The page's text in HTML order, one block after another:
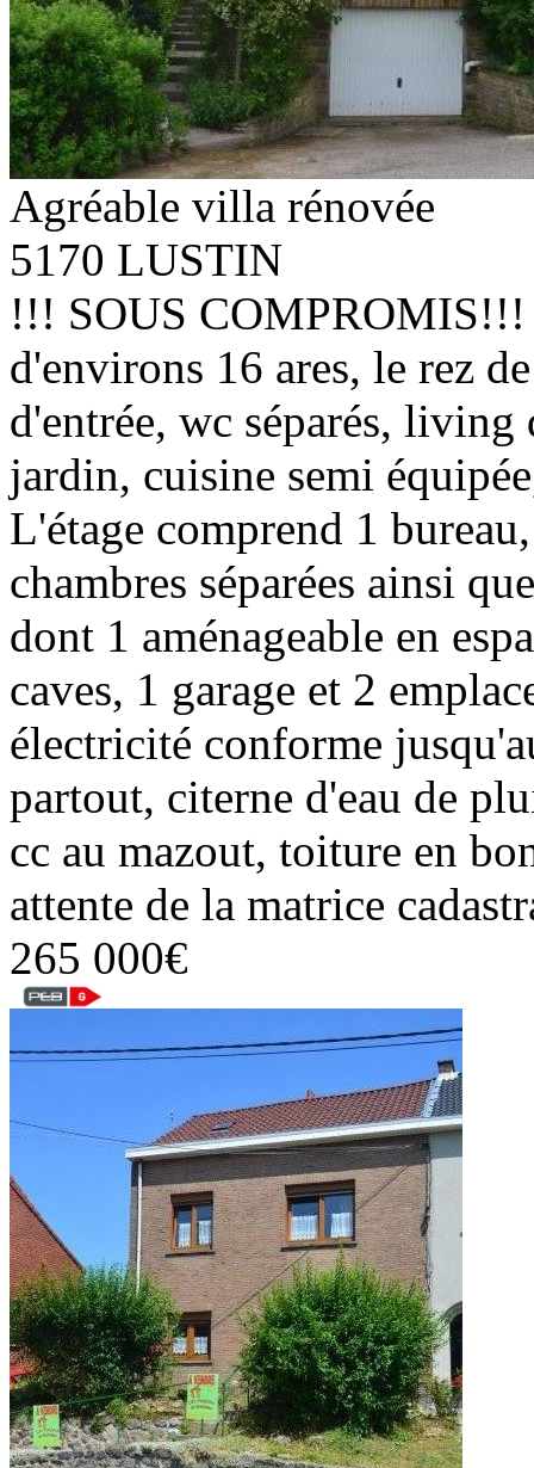
Agréable villa rénovée
5170 LUSTIN
!!! SOUS COMPROMIS!!!
d'environs 16 ares, le rez
d'entrée, wc séparés, living
jardin, cuisine semi
L'étage comprend 1
chambres séparées ainsi
dont 1 aménageable en
caves, 1 garage et 2
électricité conforme
partout, citerne d'eau de
cc au mazout, toiture en
attente de la matrice
265 000€